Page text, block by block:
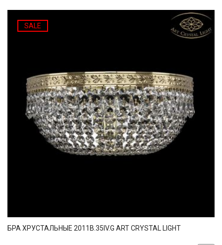
SALE
БРА ХРУСТАЛЬНЫЕ 2011B.35IV.G ART CRYSTAL LIGHT